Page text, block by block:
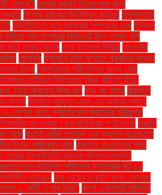
এগিয়ে? ফার্মের মুরগির ডিমের দাম বৃদ্ধি
ফিফার বর্ষসেরা ভিনিসিয়ুস জুনিয়র ফিলিস্তিনি
ফিলিস্তিনে আল জাজিরার সম্প্রচার বন্ধ ফুটবলে
পড়া যশোরের ভিডিওটি ছিল ‘যেমন খুশি
মাঠে নামার ঘোষণা ফের উত্তাল সিরিয়া ফেলানীর
ফেসবুক ফ্যাশনে তাক লাগাতে পুরুষদের মানতে
চিত্র ফ্লোরিডায় নারীশক্তির মধ্যে সেরা
তৌহিদুল ইসলামের ‘বিয়ে বাড়িতে ইয়ে’
নিয়ে ফিরছেন মনির খান বন্ধ বহু সড়ক বরিশালে
উৎসব বর্তমানে বায়ুদূষণ এমন এক ভয়াবহ পর্যায়ে
ও পোশাক খাতে গ্যাসের দাম বাড়ানোর পরিকল্পনা
অংশগ্রহণে ছাত্রশিবিরের গণইফতার বাঙালি
আজ বাঙালি নারীর পোশাক এবং ফ্যাশন সচেতনতা
উৎসব লক্ষ্মীপূজা আজ বাচ্চাকে খাওয়ানোর সময়
এসেছে গিগাবাইটের কৃত্রিম বুদ্ধিমত্তাযুক্ত
নতুন স্টাইলিশ স্মার্টফোন ইনফিনিক্স হট ৫০
বলেছেন বাবা-মায়ের অনুমতি ছাড়া ফেসবুক
বেতন ১ কোটি ৭ লাখ টাকা" বাংলা একাডেমি সাহিত্য